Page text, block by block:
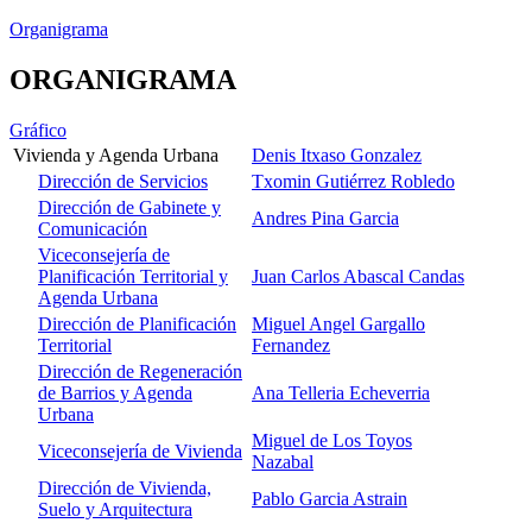
Organigrama
ORGANIGRAMA
Gráfico
Vivienda y Agenda Urbana
Denis Itxaso Gonzalez
Dirección de Servicios
Txomin Gutiérrez Robledo
Dirección de Gabinete y
Comunicación
Andres Pina Garcia
Viceconsejería de
Planificación Territorial y
Agenda Urbana
Juan Carlos Abascal Candas
Dirección de Planificación
Territorial
Miguel Angel Gargallo
Fernandez
Dirección de Regeneración
de Barrios y Agenda
Urbana
Ana Telleria Echeverria
Viceconsejería de Vivienda
Miguel de Los Toyos
Nazabal
Dirección de Vivienda,
Suelo y Arquitectura
Pablo Garcia Astrain